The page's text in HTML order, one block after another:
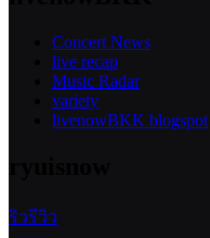
Concert News
live recap
Music Radar
variety
livenowBKK blogspot
ริวรีวิว